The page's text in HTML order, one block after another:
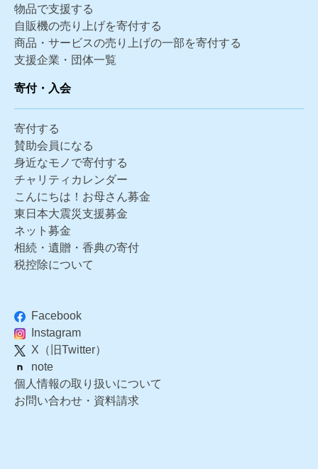
物品で支援する
自販機の売り上げを寄付する
商品・サービスの売り上げの一部を寄付する
支援企業・団体一覧
寄付・入会
寄付する
賛助会員になる
身近なモノで寄付する
チャリティカレンダー
こんにちは！お母さん募金
東日本大震災支援募金
ネット募金
相続・遺贈・香典の寄付
税控除について
Facebook
Instagram
X（旧Twitter）
note
個人情報の取り扱いについて
お問い合わせ・資料請求